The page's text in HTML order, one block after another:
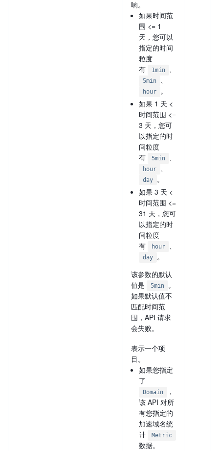
响。
如果时间范
围 <= 1
天，您可以
指定的时间
粒度
有
1min 、
5min 、
hour
。
如果 1 天 <
时间范围 <=
3 天，您可
以指定的时
间粒度
有
5min 、
hour 、
day
。
如果 3 天 <
时间范围 <=
31 天，您可
以指定的时
间粒度
有
hour 、
day
。
该参数的默认
值是
5min
。
如果默认值不
匹配时间范
围，API 请求
会失败。
表示一个项
目。
如果您指定
了
Domain
，
该 API 对所
有您指定的
加速域名统
计
Metric
数据。